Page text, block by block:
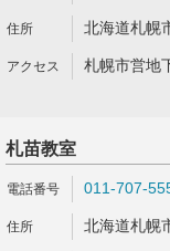
北海道札幌
札幌市営地
札苗教室
011-707-
北海道札幌